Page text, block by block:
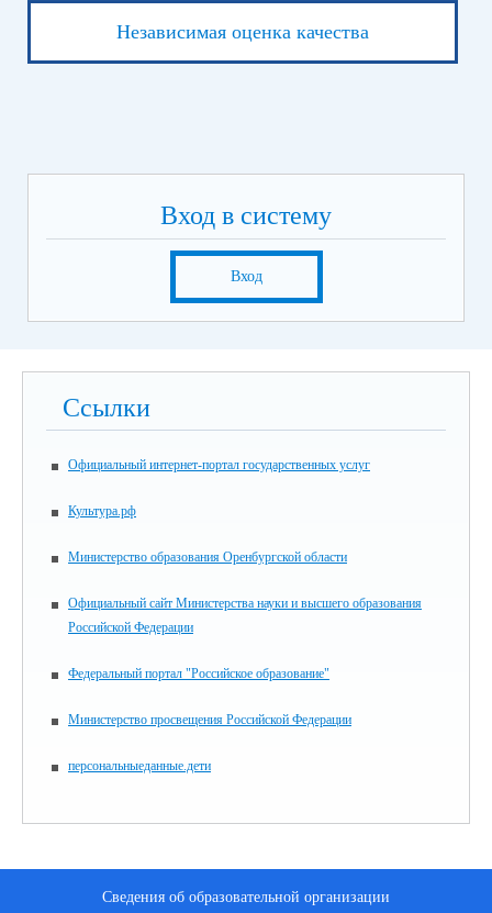
Независимая оценка качества
Вход в систему
Вход
Ссылки
Официальный интернет-портал государственных услуг
Культура.рф
Министерство образования Оренбургской области
Официальный сайт Министерства науки и высшего образования
Российской Федерации
Федеральный портал "Российское образование"
Министерство просвещения Российской Федерации
персональныеданные.дети
Сведения об образовательной организации